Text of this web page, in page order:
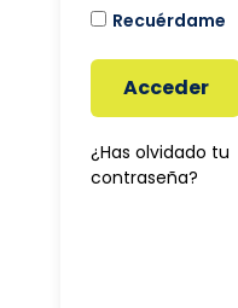
Recuérdame
Acceder
¿Has olvidado tu
contraseña?